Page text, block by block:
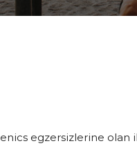
egzersizlerine olan